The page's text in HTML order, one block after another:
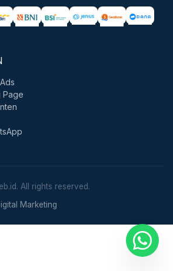
Page
All rights reserved.
Marketing